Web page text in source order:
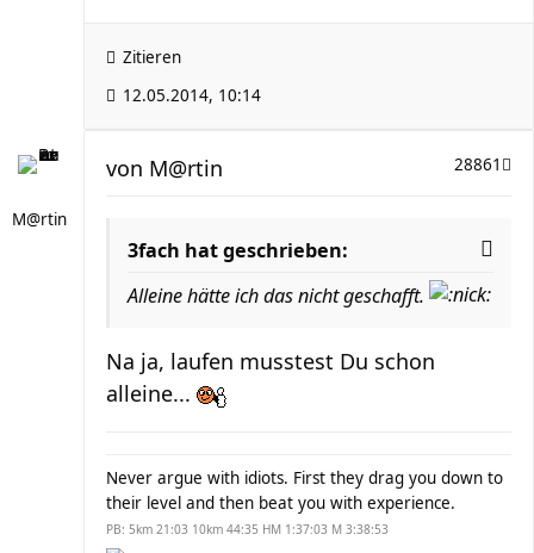
Zitieren
12.05.2014, 10:14
M@rtin
28861
von M@rtin
3fach hat geschrieben:
Alleine hätte ich das nicht geschafft.
Na ja, laufen musstest Du schon
alleine...
Never argue with idiots. First they drag you down to
their level and then beat you with experience.
PB: 5km 21:03 10km 44:35 HM 1:37:03 M 3:38:53